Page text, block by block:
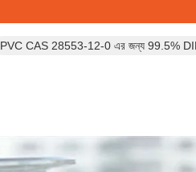
PVC CAS 28553-12-0 এর জন্য 99.5%